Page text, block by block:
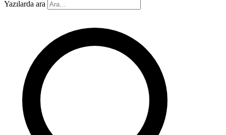
Yazılarda ara